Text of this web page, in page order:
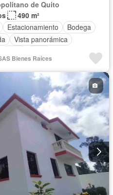
de Quito
490 m²
Estacionamiento
Bodega
Vista panorámica
Sin amoblar
Bienes Raíces